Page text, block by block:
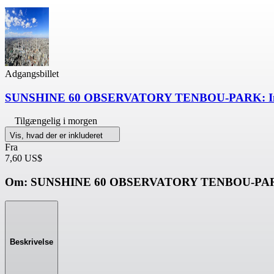
Adgangsbillet
SUNSHINE 60 OBSERVATORY TENBOU-PARK:
Tilgængelig i morgen
Vis, hvad der er inkluderet
Fra
7,60 US$
Om: SUNSHINE 60 OBSERVATORY TENBOU-
Beskrivelse